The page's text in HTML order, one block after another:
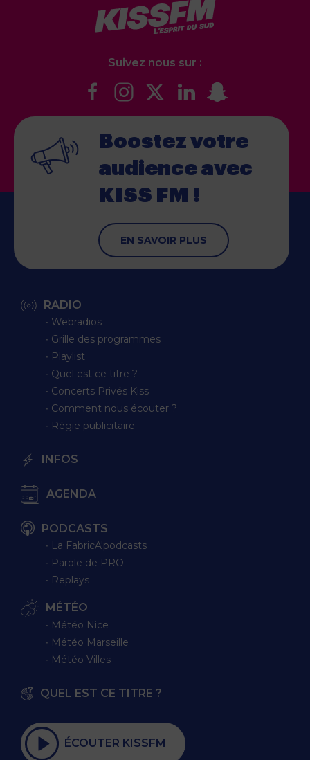
Suivez nous sur :
Boostez votre
audience avec
KISS FM !
EN SAVOIR PLUS
RADIO
∙ Webradios
∙ Grille des programmes
∙ Playlist
∙ Quel est ce titre ?
∙ Concerts Privés Kiss
∙ Comment nous écouter ?
∙ Régie publicitaire
INFOS
AGENDA
PODCASTS
∙ La FabricA'podcasts
∙ Parole de PRO
∙ Replays
MÉTÉO
∙ Météo Nice
∙ Météo Marseille
∙ Météo Villes
QUEL EST CE TITRE ?
ÉCOUTER KISSFM